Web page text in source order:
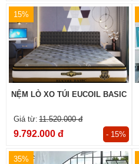
15%
NỆM LÒ XO TÚI EUCOIL BASIC
11.520.000 đ
9.792.000 đ - 15%
35%